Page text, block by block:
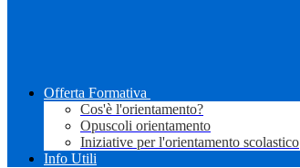
Offerta Formativa
Cos'è l'orientamento?
Opuscoli orientamento
Iniziative per l'orientamento scolastico
Info Utili